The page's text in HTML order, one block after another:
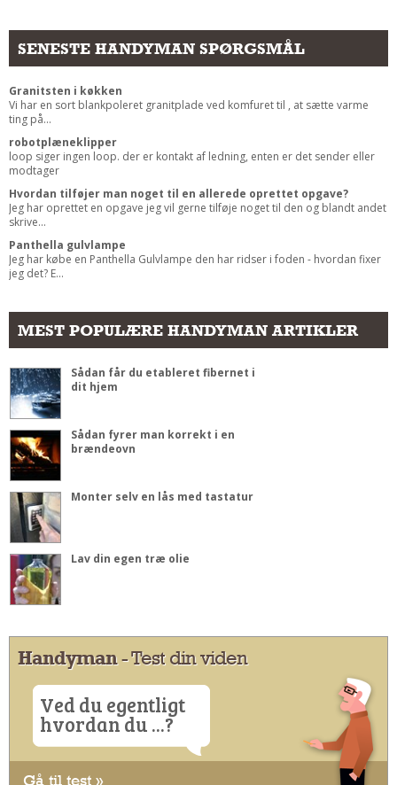
SENESTE HANDYMAN SPØRGSMÅL
Granitsten i køkken
Vi har en sort blankpoleret granitplade ved komfuret til , at sætte varme
ting på...
robotplæneklipper
loop siger ingen loop. der er kontakt af ledning, enten er det sender eller
modtager
Hvordan tilføjer man noget til en allerede oprettet opgave?
Jeg har oprettet en opgave jeg vil gerne tilføje noget til den og blandt andet
skrive...
Panthella gulvlampe
Jeg har købe en Panthella Gulvlampe den har ridser i foden - hvordan fixer
jeg det? E...
MEST POPULÆRE HANDYMAN ARTIKLER
Sådan får du etableret fibernet i
dit hjem
Sådan fyrer man korrekt i en
brændeovn
Monter selv en lås med tastatur
Lav din egen træ olie
Handyman- Test din viden
Ved du egentligt
hvordan du ...?
Gå til test »